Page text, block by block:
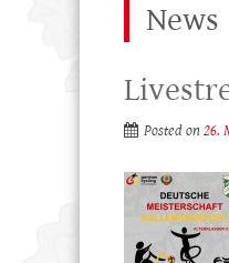
News
Posted on26.